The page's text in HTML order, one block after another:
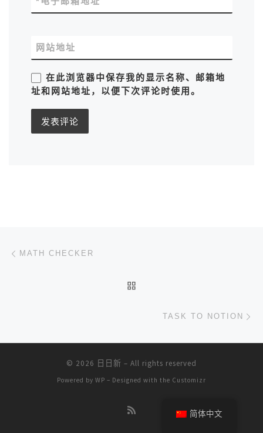
网站地址
在此浏览器中保存我的显示名称、邮箱地
址和网站地址，以便下次评论时使用。
文章导航
MATH CHECKER
TASK TO NOTION
© 2026 日日新 – All rights reserved
Powered by WP – Designed with the Customizr
简体中文